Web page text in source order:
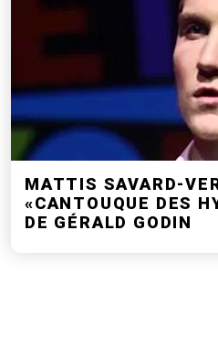
MATTIS SAVARD-
«CANTOUQUE DES
DE GÉRALD GODIN